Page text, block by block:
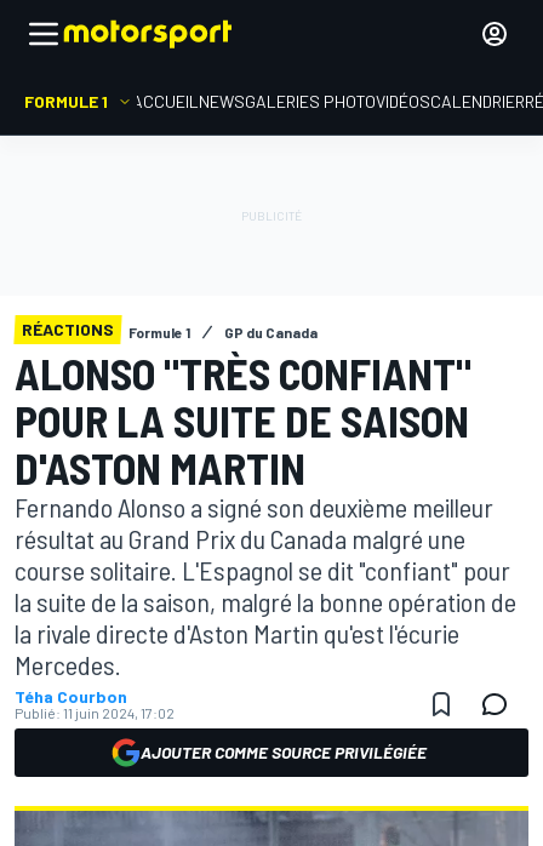
FORMULE 1 ACCUEIL NEWSGALERIES PHOTOVIDÉOSCALENDRIER
RÉACTIONS Formule 1 GP du Canada
ALONSO "TRÈS CONFIANT"
POUR LA SUITE DE SAISON
D'ASTON MARTIN
Fernando Alonso a signé son deuxième meilleur
résultat au Grand Prix du Canada malgré une
course solitaire. L'Espagnol se dit "confiant" pour
la suite de la saison, malgré la bonne opération de
la rivale directe d'Aston Martin qu'est l'écurie
Mercedes.
Téha Courbon
Publié: 11 juin 2024, 17:02
AJOUTER COMME SOURCE PRIVILÉGIÉE